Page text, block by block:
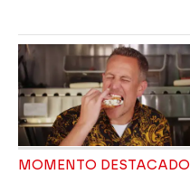
MOMENTO DESTACADO